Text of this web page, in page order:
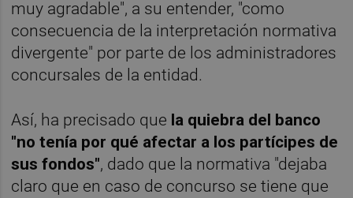
muy agradable", a su entender, "como
consecuencia de la interpretación normativa
divergente" por parte de los administradores
concursales de la entidad.
Así, ha precisado que la quiebra del banco
"no tenía por qué afectar a los partícipes de
sus fondos", dado que la normativa "dejaba
claro que en caso de concurso se tiene que